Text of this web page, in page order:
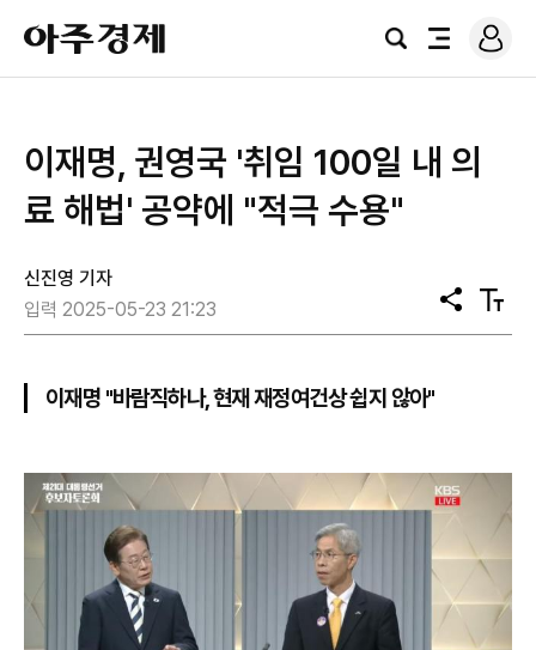
아
주
경
검
전
로
그
이재명, 권영국 '취임 100일 내 의
료 해법' 공약에 "적극 수용"
신진영 기자
입력 2025-05-23 21:23
공
유
텍
스
이재명 "바람직하나, 현재 재정여건상 쉽지 않아"